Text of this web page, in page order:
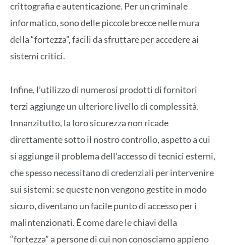
crittografia e autenticazione. Per un criminale
informatico, sono delle piccole brecce nelle mura
della “fortezza”, facili da sfruttare per accedere ai
sistemi critici.
Infine, l’utilizzo di numerosi prodotti di fornitori
terzi aggiunge un ulteriore livello di complessità.
Innanzitutto, la loro sicurezza non ricade
direttamente sotto il nostro controllo, aspetto a cui
si aggiunge il problema dell’accesso di tecnici esterni,
che spesso necessitano di credenziali per intervenire
sui sistemi: se queste non vengono gestite in modo
sicuro, diventano un facile punto di accesso per i
malintenzionati. È come dare le chiavi della
“fortezza” a persone di cui non conosciamo appieno